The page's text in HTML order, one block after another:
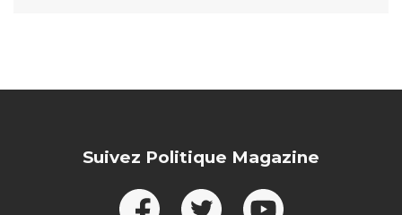
Suivez Politique Magazine